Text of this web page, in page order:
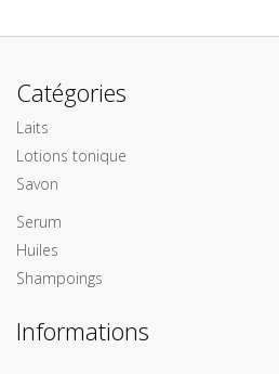
Catégories
Laits
Lotions tonique
Savon
Serum
Huiles
Shampoings
Informations